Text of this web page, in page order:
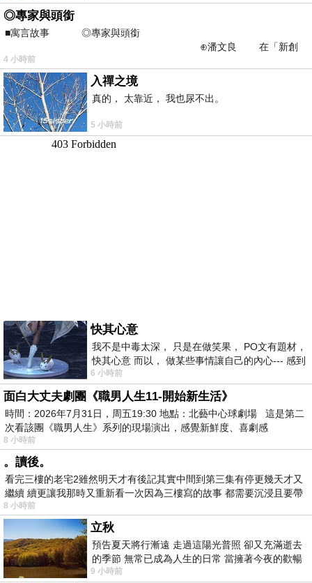
◎專家與頭銜
■寓言故事 ◎專家與頭銜
⊕潘文良 在「新創
之谷」裡——
4 小時前
入禪之境
真的， 太靠近， 我也尿不出。
5 小時前
快其心意
我不是中毒太深， 只是在做笑果， PO文有題材，
快其心意 而以， 做某些事情讓自己的內心--- 感到
愉快。
6 小時前
面白大丈夫劇團《職男人生11-開始新生活》
時間：2026年7月31日，周五19:30 地點：北藝中心球劇場 這是第二
次看該團《職男人生》系列的現場演出，感覺新鮮度、喜劇感
8 小時前
。讀後。
看完三樓的老宅2雖然明天才有後記其實中間到第三集有停更幾天才又
繼續 續更讓我那時又重新看一次因為三樓寫的故事 都需要沉浸且要帶
有
8 小時前
立秋
預告夏天將行漸遠 走過這陽光普照 卻又充滿逝去
的季節 無常已成為人生的日常 當擁著今夜的歡暢
舒心 轉眼驟成昨日 而明晨 太陽
9 小時前